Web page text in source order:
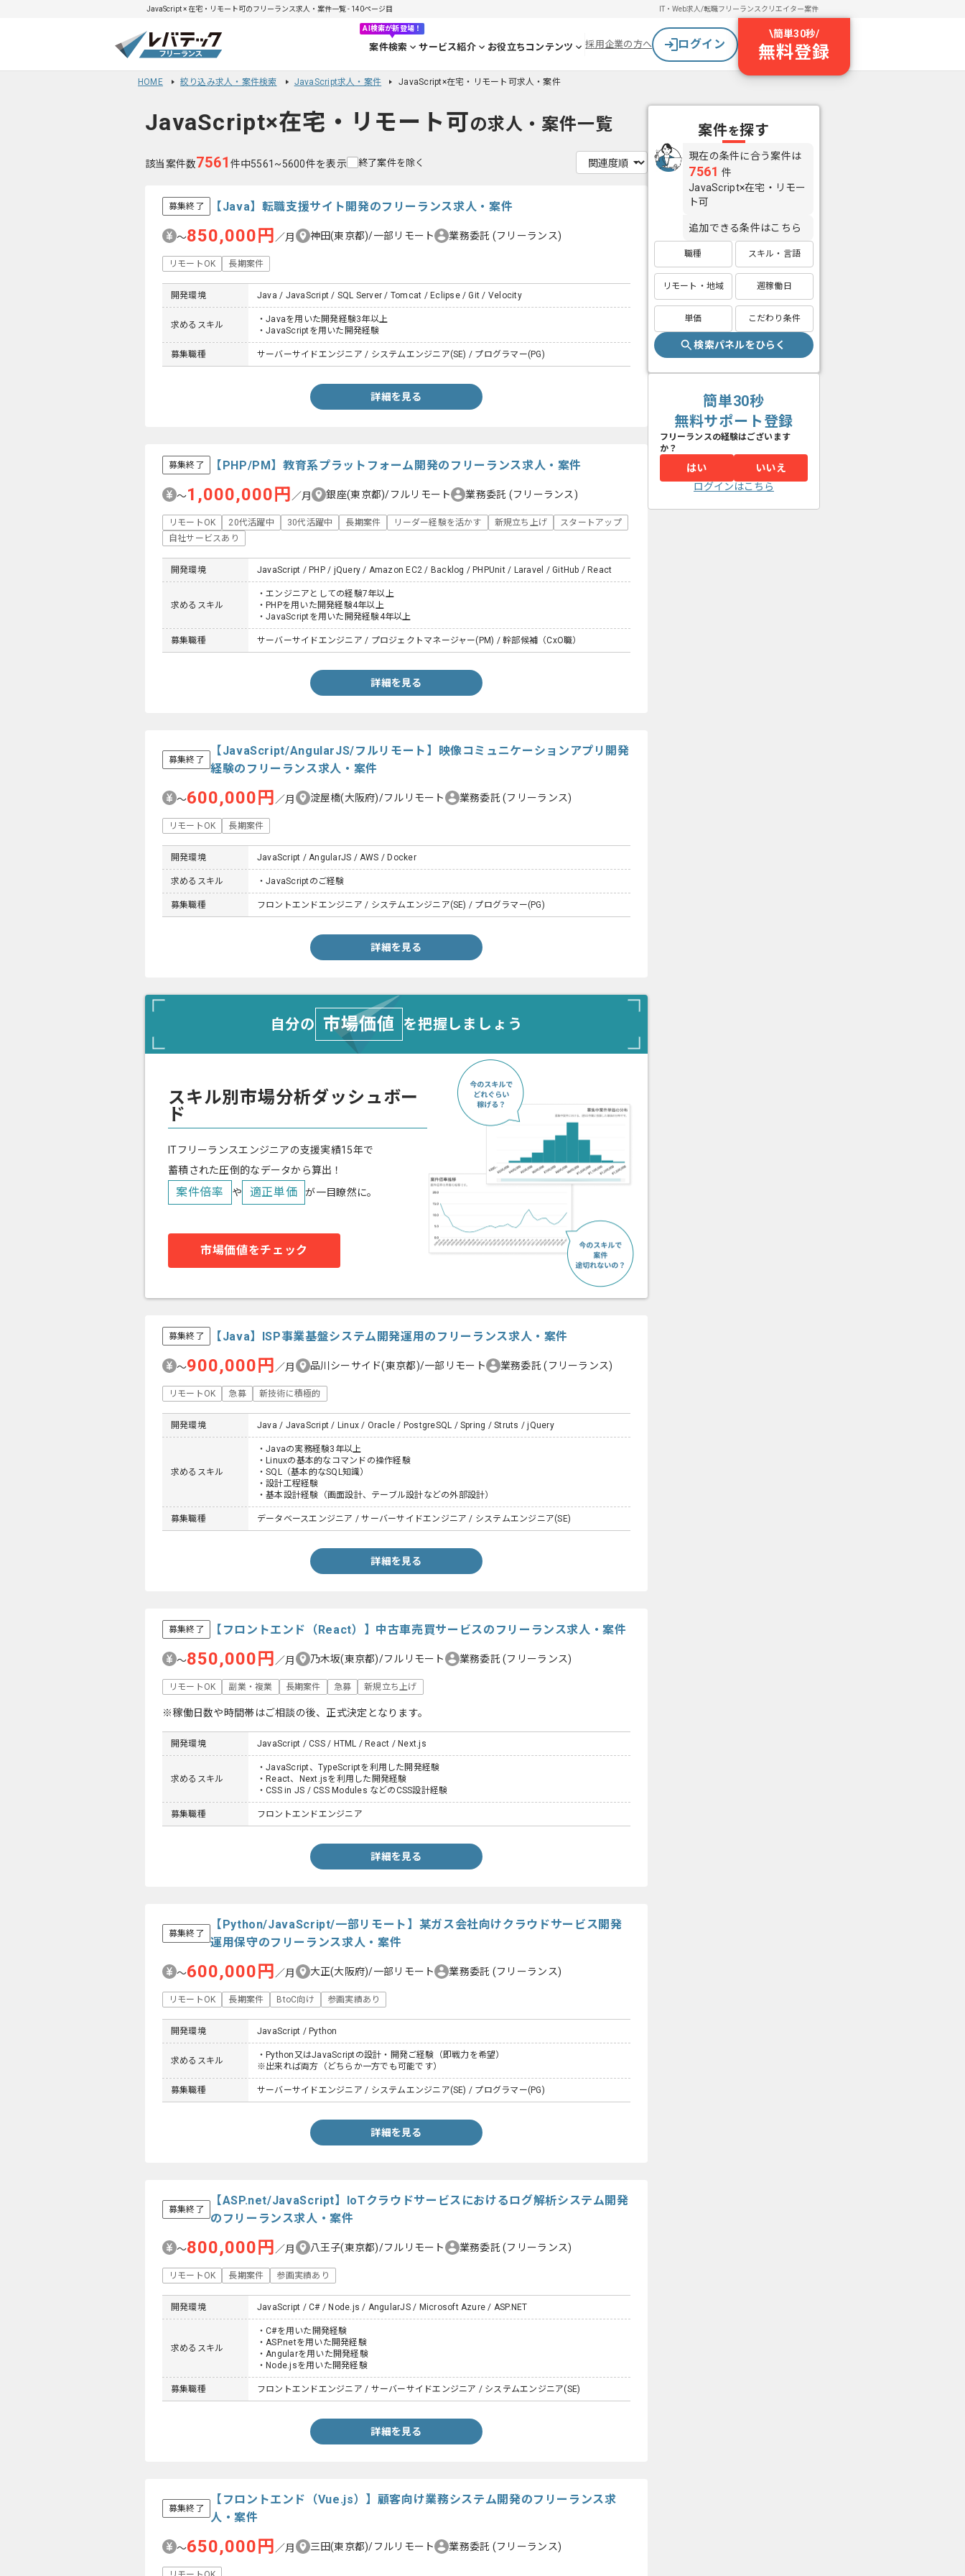
JavaScript × 在宅・リモート可のフリーランス求人・案件一覧 - 140ページ目 IT・Web求人/転職フリーランスクリエイター案件
AI検索が新登場！
案件検索 サービス紹介 お役立ちコンテンツ 採用企業の方へ ログイン
\簡単30秒/
無料登録
HOME 絞り込み求人・案件検索 JavaScript求人・案件 JavaScript×在宅・リモート可求人・案件
JavaScript×在宅・リモート可の求人・案件一覧
該当案件数7561 件中5561~5600件を表示 終了案件を除く
募集終了 【Java】転職支援サイト開発のフリーランス求人・案件
〜850,000円 ／月 神田(東京都)/一部リモート 業務委託 (フリーランス)
リモートOK 長期案件
開発環境 Java / JavaScript / SQL Server / Tomcat / Eclipse / Git / Velocity
求めるスキル
・Javaを用いた開発経験3年以上
・JavaScriptを用いた開発経験
募集職種 サーバーサイドエンジニア / システムエンジニア(SE) / プログラマー(PG)
詳細を見る
募集終了 【PHP/PM】教育系プラットフォーム開発のフリーランス求人・案件
〜1,000,000円 ／月 銀座(東京都)/フルリモート 業務委託 (フリーランス)
リモートOK 20代活躍中 30代活躍中 長期案件 リーダー経験を活かす 新規立ち上げ
スタートアップ
自社サービスあり
開発環境 JavaScript / PHP / jQuery / Amazon EC2 / Backlog / PHPUnit / Laravel / GitHub / React
求めるスキル
・エンジニアとしての経験7年以上
・PHPを用いた開発経験4年以上
・JavaScriptを用いた開発経験4年以上
募集職種 サーバーサイドエンジニア / プロジェクトマネージャー(PM) / 幹部候補（CxO職）
詳細を見る
募集終了
【JavaScript/AngularJS/フルリモート】映像コミュニケーションアプリ開発
経験のフリーランス求人・案件
〜600,000円 ／月 淀屋橋(大阪府)/フルリモート 業務委託(フリーランス)
リモートOK 長期案件
開発環境 JavaScript / AngularJS / AWS / Docker
求めるスキル ・JavaScriptのご経験
募集職種 フロントエンドエンジニア / システムエンジニア(SE) / プログラマー(PG)
詳細を見る
自分の 市場価値 を把握しましょう
スキル別市場分析ダッシュボー
ド
ITフリーランスエンジニアの支援実績15年で
蓄積された圧倒的なデータから算出！
案件倍率 や 適正単価 が一目瞭然に。
市場価値をチェック
募集終了 【Java】ISP事業基盤システム開発運用のフリーランス求人・案件
〜900,000円 ／月 品川シーサイド(東京都)/一部リモート 業務委託(フリーランス)
リモートOK 急募 新技術に積極的
開発環境 Java / JavaScript / Linux / Oracle / PostgreSQL / Spring / Struts / jQuery
求めるスキル
・Javaの実務経験3年以上
・Linuxの基本的なコマンドの操作経験
・SQL（基本的なSQL知識）
・設計工程経験
・基本設計経験（画面設計、テーブル設計などの外部設計）
募集職種 データベースエンジニア / サーバーサイドエンジニア / システムエンジニア(SE)
詳細を見る
募集終了 【フロントエンド（React）】中古車売買サービスのフリーランス求人・案件
〜850,000円 ／月 乃木坂(東京都)/フルリモート 業務委託(フリーランス)
リモートOK 副業・複業 長期案件 急募 新規立ち上げ
※稼働日数や時間帯はご相談の後、正式決定となります。
開発環境 JavaScript / CSS / HTML / React / Next.js
求めるスキル
・JavaScript、TypeScriptを利用した開発経験
・React、Next.jsを利用した開発経験
・CSS in JS / CSS Modules などのCSS設計経験
募集職種 フロントエンドエンジニア
詳細を見る
募集終了
【Python/JavaScript/一部リモート】某ガス会社向けクラウドサービス開発
運用保守のフリーランス求人・案件
〜600,000円 ／月 大正(大阪府)/一部リモート 業務委託 (フリーランス)
リモートOK 長期案件 BtoC向け 参画実績あり
開発環境 JavaScript / Python
求めるスキル
・Python又はJavaScriptの設計・開発ご経験（即戦力を希望）
※出来れば両方（どちらか一方でも可能です）
募集職種 サーバーサイドエンジニア / システムエンジニア(SE) / プログラマー(PG)
詳細を見る
募集終了
【ASP.net/JavaScript】IoTクラウドサービスにおけるログ解析システム開発
のフリーランス求人・案件
〜800,000円 ／月 八王子(東京都)/フルリモート 業務委託(フリーランス)
リモートOK 長期案件 参画実績あり
開発環境 JavaScript / C# / Node.js / AngularJS / Microsoft Azure / ASP.NET
求めるスキル
・C#を用いた開発経験
・ASP.netを用いた開発経験
・Angularを用いた開発経験
・Node.jsを用いた開発経験
募集職種 フロントエンドエンジニア / サーバーサイドエンジニア / システムエンジニア(SE)
詳細を見る
募集終了
【フロントエンド（Vue.js）】顧客向け業務システム開発のフリーランス求
人・案件
〜650,000円 ／月 三田(東京都)/フルリモート 業務委託 (フリーランス)
案件を探す
現在の条件に合う案件は
7561 件
JavaScript×在宅・リモー
ト可
追加できる条件はこちら
職種 スキル・言語
リモート・地域 週稼働日
単価 こだわり条件
検索パネルをひらく
簡単30秒
無料サポート登録
フリーランスの経験はございます
か？
はい
いいえ
ログインはこちら